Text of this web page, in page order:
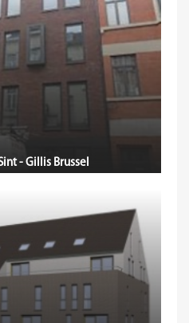
- Gillis Brussel